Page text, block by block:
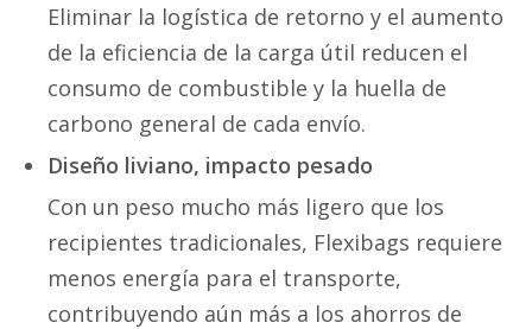
Eliminar la logística de retorno y el aumento
de la eficiencia de la carga útil reducen el
consumo de combustible y la huella de
carbono general de cada envío.
Diseño liviano, impacto pesado
Con un peso mucho más ligero que los
recipientes tradicionales, Flexibags requiere
menos energía para el transporte,
contribuyendo aún más a los ahorros de